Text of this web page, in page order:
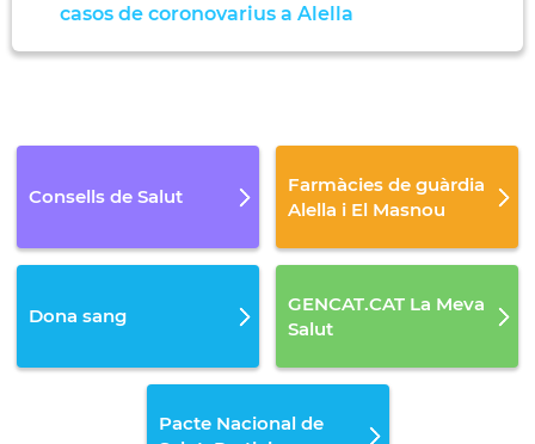
casos de coronovarius a Alella
Consells de Salut
Farmàcies de guàrdia
Alella i El Masnou
Dona sang
GENCAT.CAT La Meva
Salut
Pacte Nacional de